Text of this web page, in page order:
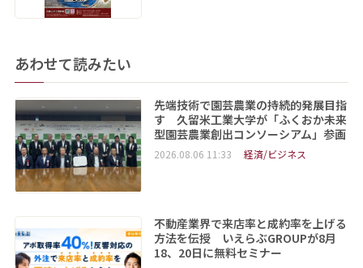
あわせて読みたい
先端技術で園芸農業の持続的発展目指
す 久留米工業大学が「ふくおか未来
型園芸農業創出コンソーシアム」参画
2026.08.06 11:33 経済/ビジネス
不動産業界で来店率と成約率を上げる
方法を伝授 いえらぶGROUPが8月
18、20日に無料セミナー